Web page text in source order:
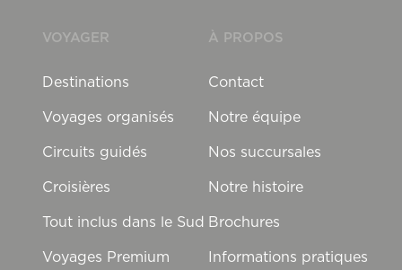
VOYAGER
Destinations
Voyages organisés
Circuits guidés
Croisières
Tout inclus dans le Sud
Voyages Premium
À PROPOS
Contact
Notre équipe
Nos succursales
Notre histoire
Brochures
Informations pratiques